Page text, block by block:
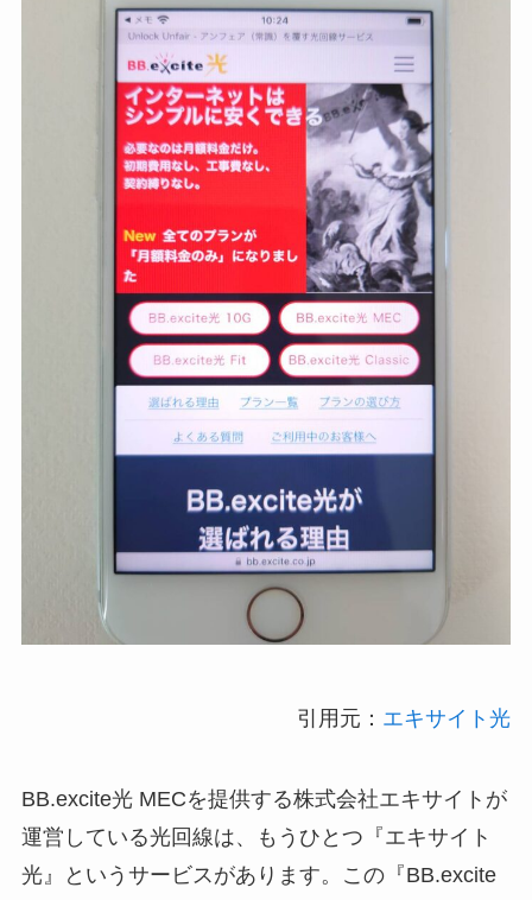
引用元： エキサイト光
BB.excite光 MECを提供する株式会社エキサイトが
運営している光回線は、もうひとつ『エキサイト
光』というサービスがあります。この『BB.excite